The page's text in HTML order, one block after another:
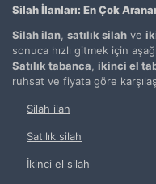
Silah İlanları: En Çok
Silah ilan, satılık silah ve
sonuca hızlı gitmek için
Satılık tabanca, ikinci el
ruhsat ve fiyata göre
Silah ilan
Satılık silah
İkinci el silah